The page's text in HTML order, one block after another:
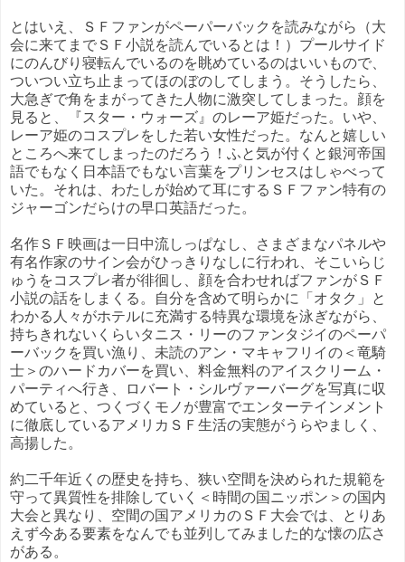
とはいえ、ＳＦファンがペーパーバックを読みながら（大
会に来てまでＳＦ小説を読んでいるとは！）プールサイド
にのんびり寝転んでいるのを眺めているのはいいもので、
ついつい立ち止まってほのぼのしてしまう。そうしたら、
大急ぎで角をまがってきた人物に激突してしまった。顔を
見ると、『スター・ウォーズ』のレーア姫だった。いや、
レーア姫のコスプレをした若い女性だった。なんと嬉しい
ところへ来てしまったのだろう！ふと気が付くと銀河帝国
語でもなく日本語でもない言葉をプリンセスはしゃべって
いた。それは、わたしが始めて耳にするＳＦファン特有の
ジャーゴンだらけの早口英語だった。
名作ＳＦ映画は一日中流しっぱなし、さまざまなパネルや
有名作家のサイン会がひっきりなしに行われ、そこいらじ
ゅうをコスプレ者が徘徊し、顔を合わせればファンがＳＦ
小説の話をしまくる。自分を含めて明らかに「オタク」と
わかる人々がホテルに充満する特異な環境を泳ぎながら、
持ちきれないくらいタニス・リーのファンタジイのペーパ
ーバックを買い漁り、未読のアン・マキャフリイの＜竜騎
士＞のハードカバーを買い、料金無料のアイスクリーム・
パーティへ行き、ロバート・シルヴァーバーグを写真に収
めていると、つくづくモノが豊富でエンターテインメント
に徹底しているアメリカＳＦ生活の実態がうらやましく、
高揚した。
約二千年近くの歴史を持ち、狭い空間を決められた規範を
守って異質性を排除していく＜時間の国ニッポン＞の国内
大会と異なり、空間の国アメリカのＳＦ大会では、とりあ
えず今ある要素をなんでも並列してみました的な懐の広さ
がある。